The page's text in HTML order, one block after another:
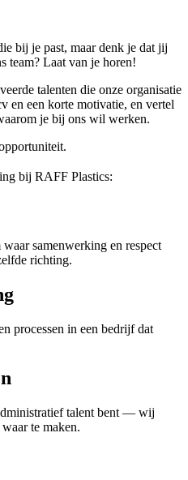
bij je past, maar denk je dat jij
team? Laat van je horen!
talenten die onze organisatie
en een korte motivatie, en vertel
je bij ons wil werken.
bij RAFF Plastics:
samenwerking en respect
richting.
processen in een bedrijf dat
talent bent — wij
te maken.